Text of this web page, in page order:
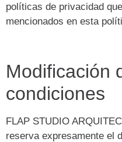
políticas de privacidad
mencionados en esta
Modificación
condiciones
FLAP STUDIO
reserva expresamente el